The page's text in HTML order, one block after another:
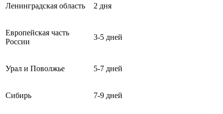
Ленинградская область 2 дня
Европейская часть
России
3-5 дней
Урал и Поволжье 5-7 дней
Сибирь 7-9 дней